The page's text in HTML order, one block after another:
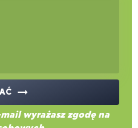
wyrażasz zgodę na